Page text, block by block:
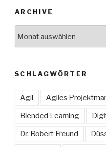
ARCHIVE
SCHLAGWÖRTER
Agil Agiles
Blended Learning
Dr. Robert Freund